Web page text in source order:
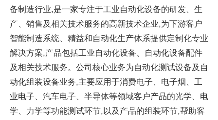
备制造行业,是一家专注于工业自动化设备的研发、生
产、销售及相关技术服务的高新技术企业,为下游客户
智能制造系统、精益和自动化生产体系提供定制化专业
解决方案,产品包括工业自动化设备、自动化设备配件
及相关技术服务。公司核心业务为自动化测试设备及自
动化组装设备业务,主要应用于消费电子、电子烟、工
业电子、汽车电子、半导体等领域客户产品的光学、电
学、力学等功能测试环节,以及产品的组装环节,帮助客